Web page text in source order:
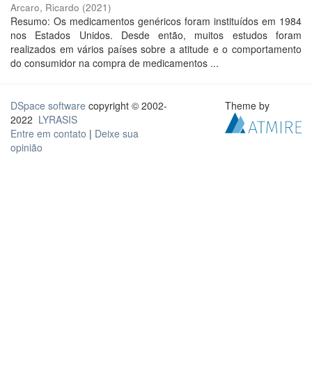
Arcaro, Ricardo (2021)
Resumo: Os medicamentos genéricos foram instituídos em 1984
nos Estados Unidos. Desde então, muitos estudos foram
realizados em vários países sobre a atitude e o comportamento
do consumidor na compra de medicamentos ...
DSpace software copyright © 2002-
2022 LYRASIS
Entre em contato | Deixe sua
opinião
Theme by